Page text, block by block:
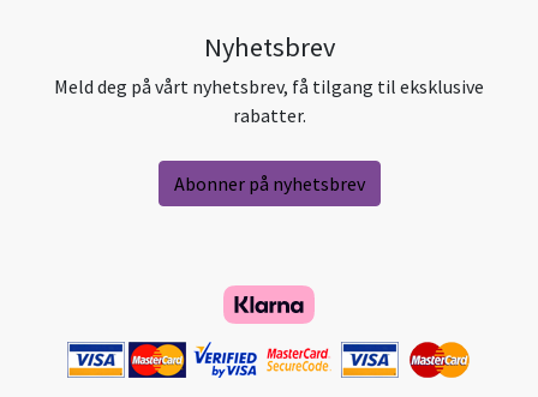
Nyhetsbrev
Meld deg på vårt nyhetsbrev, få tilgang til eksklusive
rabatter.
Abonner på nyhetsbrev